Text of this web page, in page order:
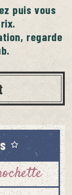
puis vous
regarde